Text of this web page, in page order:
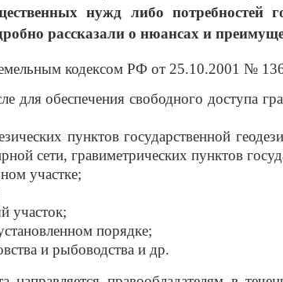
нужд либо потребностей
рассказали о нюансах и
кодексом РФ от 25.10.2001 №
для обеспечения свободного доступа
пунктов государственной
сети, гравиметрических пунктов
участке;
участок;
порядке;
и рыбоводства и др.